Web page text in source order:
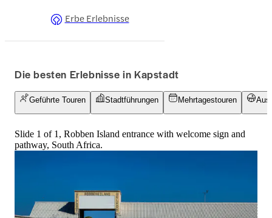
Erbe Erlebnisse
Die besten Erlebnisse in Kapstadt
Geführte Touren Stadtführungen Mehrtagestouren
Slide 1 of 1, Robben Island entrance with welcome sign and
pathway, South Africa.